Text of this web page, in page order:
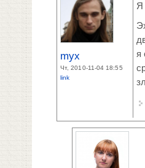
myx
Чт, 2010-11-04 18:55
link
Я
я